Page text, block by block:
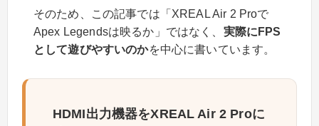
そのため、この記事では「XREAL Air 2 Proで
Apex Legendsは映るか」ではなく、 実際にFPS
として遊びやすいのかを中心に書いています。
HDMI出力機器をXREAL Air 2 Proに